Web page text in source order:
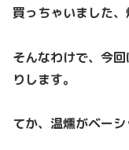
買っちゃいました、
そんなわけで、今
りします。
てか、温燻がベー